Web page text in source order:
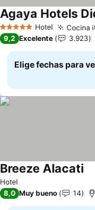
5 Estrellas Hotel Cocina
Agaya Hotels
9,2 Excelente 3.923
Elige fechas para
Hotel
Breeze Alacati
8,0 Muy bueno 14